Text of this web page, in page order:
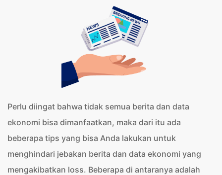
Perlu diingat bahwa tidak semua berita dan data
ekonomi bisa dimanfaatkan, maka dari itu ada
beberapa tips yang bisa Anda lakukan untuk
menghindari jebakan berita dan data ekonomi yang
mengakibatkan loss. Beberapa di antaranya adalah